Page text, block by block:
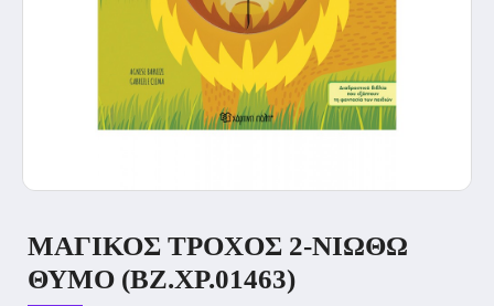
ΜΑΓΙΚΟΣ ΤΡΟΧΟΣ 2-ΝΙΩΘΩ
ΘΥΜΟ (BZ.XP.01463)